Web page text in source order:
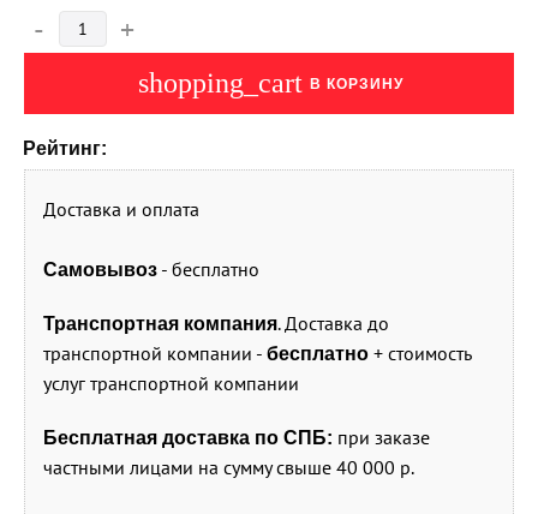
- +
shopping_cart В КОРЗИНУ
Рейтинг:
Доставка и оплата
Самовывоз - бесплатно
Транспортная компания. Доставка до
транспортной компании - бесплатно + стоимость
услуг транспортной компании
Бесплатная доставка по СПБ: при заказе
частными лицами на сумму свыше 40 000 р.